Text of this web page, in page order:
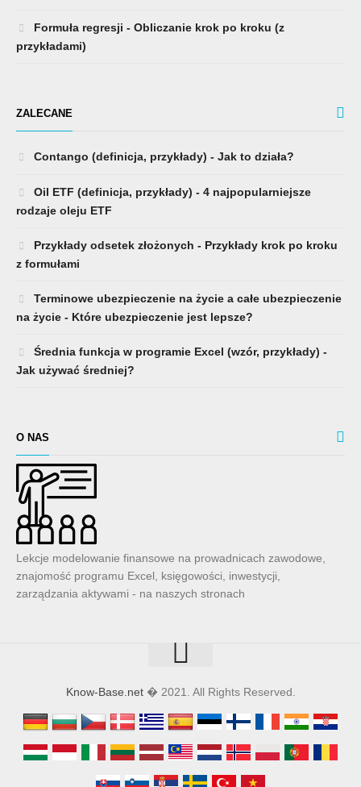
Formuła regresji - Obliczanie krok po kroku (z
przykładami)
ZALECANE
Contango (definicja, przykłady) - Jak to działa?
Oil ETF (definicja, przykłady) - 4 najpopularniejsze
rodzaje oleju ETF
Przykłady odsetek złożonych - Przykłady krok po kroku
z formułami
Terminowe ubezpieczenie na życie a całe ubezpieczenie
na życie - Które ubezpieczenie jest lepsze?
Średnia funkcja w programie Excel (wzór, przykłady) -
Jak używać średniej?
O NAS
Lekcje modelowanie finansowe na prowadnicach zawodowe,
znajomość programu Excel, księgowości, inwestycji,
zarządzania aktywami - na naszych stronach
Know-Base.net� 2021. All Rights Reserved.